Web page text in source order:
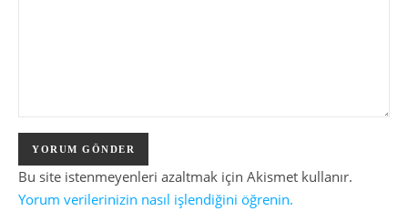
Bu site istenmeyenleri azaltmak için Akismet kullanır.
Yorum verilerinizin nasıl işlendiğini öğrenin.